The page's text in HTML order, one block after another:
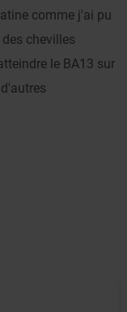
comme j'ai pu
chevilles
le BA13 sur